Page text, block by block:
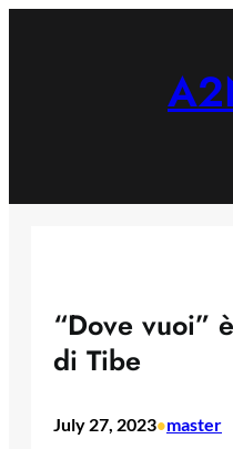
“Dove vuoi”
di Tibe
July 27, 2023•master